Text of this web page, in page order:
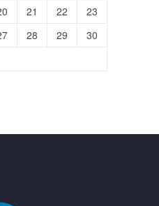
21 22
23
28 29
30